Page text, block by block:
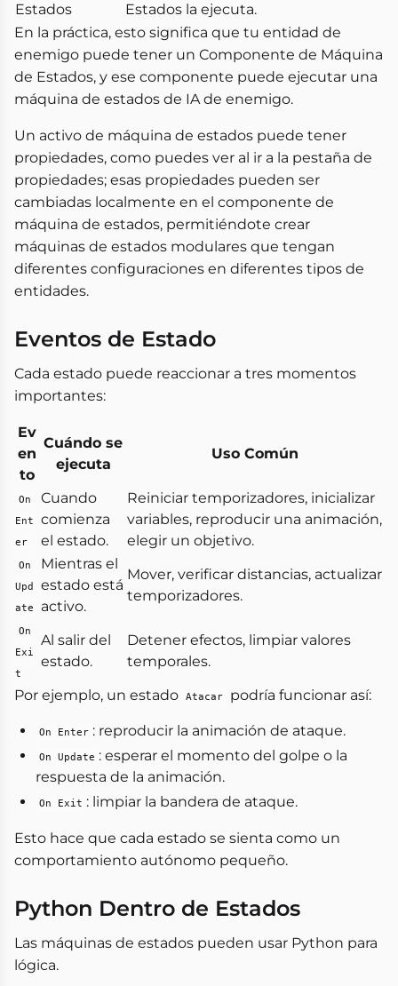
Estados
Estados la ejecuta.
En la práctica, esto significa que tu entidad de
enemigo puede tener un Componente de Máquina
de Estados, y ese componente puede ejecutar una
máquina de estados de IA de enemigo.
Un activo de máquina de estados puede tener
propiedades, como puedes ver al ir a la pestaña de
propiedades; esas propiedades pueden ser
cambiadas localmente en el componente de
máquina de estados, permitiéndote crear
máquinas de estados modulares que tengan
diferentes configuraciones en diferentes tipos de
entidades.
Eventos de Estado
Cada estado puede reaccionar a tres momentos
importantes:
Ev
en
to
Cuándo se
ejecuta
Uso Común
On
Ent
er
Cuando
comienza
el estado.
Reiniciar temporizadores, inicializar
variables, reproducir una animación,
elegir un objetivo.
On
Upd
ate
Mientras el
estado está
activo.
Mover, verificar distancias, actualizar
temporizadores.
On
Exi
t
Al salir del
estado.
Detener efectos, limpiar valores
temporales.
Por ejemplo, un estado Atacar podría funcionar así:
On Enter : reproducir la animación de ataque.
On Update : esperar el momento del golpe o la
respuesta de la animación.
On Exit : limpiar la bandera de ataque.
Esto hace que cada estado se sienta como un
comportamiento autónomo pequeño.
Python Dentro de Estados
Las máquinas de estados pueden usar Python para
lógica.